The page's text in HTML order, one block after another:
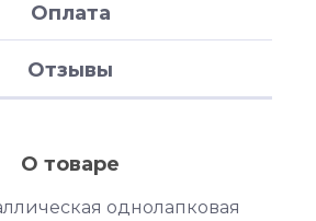
Оплата
Отзывы
О товаре
однолапковая